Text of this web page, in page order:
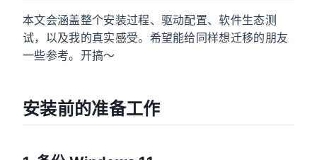
本文会涵盖整个安装过程、驱动配置、软件生态测
试，以及我的真实感受。希望能给同样想迁移的朋友
一些参考。开搞～
安装前的准备工作